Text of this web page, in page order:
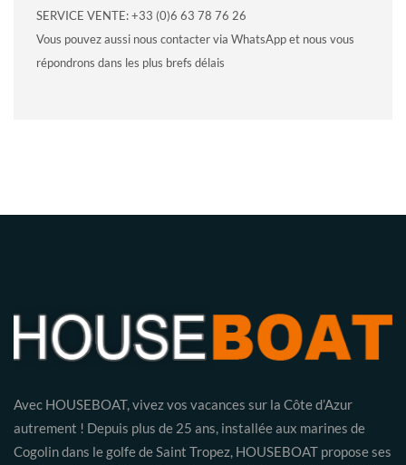
SERVICE VENTE: +33 (0)6 63 78 76 26
Vous pouvez aussi nous contacter via WhatsApp et nous vous
répondrons dans les plus brefs délais
Avec HOUSEBOAT, vivez vos vacances sur la Côte d’Azur
autrement ! Depuis plus de 25 ans, installée aux marines de
Cogolin dans le golfe de Saint Tropez, HOUSEBOAT propose ses